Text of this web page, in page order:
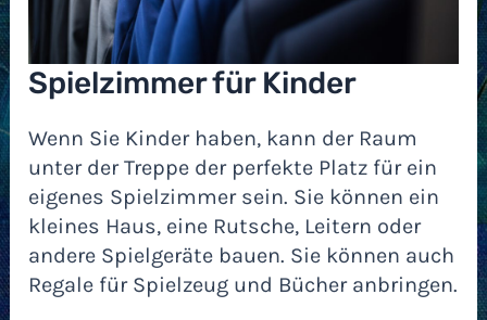
Spielzimmer für Kinder
Wenn Sie Kinder haben, kann der Raum
unter der Treppe der perfekte Platz für ein
eigenes Spielzimmer sein. Sie können ein
kleines Haus, eine Rutsche, Leitern oder
andere Spielgeräte bauen. Sie können auch
Regale für Spielzeug und Bücher anbringen.